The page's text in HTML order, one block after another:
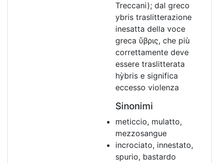
Treccani); dal greco
ybris traslitterazione
inesatta della voce
greca ὕβρις, che più
correttamente deve
essere traslitterata
hỳbris e significa
eccesso violenza
Sinonimi
meticcio, mulatto,
mezzosangue
incrociato, innestato,
spurio, bastardo